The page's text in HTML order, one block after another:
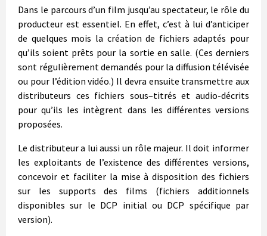
Dans le parcours d’un film jusqu’au spectateur, le rôle du
producteur est essentiel. En effet, c’est à lui d’anticiper
de quelques mois la création de fichiers adaptés pour
qu’ils soient prêts pour la sortie en salle. (Ces derniers
sont régulièrement demandés pour la diffusion télévisée
ou pour l’édition vidéo.) Il devra ensuite transmettre aux
distributeurs ces fichiers sous–titrés et audio-décrits
pour qu’ils les intègrent dans les différentes versions
proposées.
Le distributeur a lui aussi un rôle majeur. Il doit informer
les exploitants de l’existence des différentes versions,
concevoir et faciliter la mise à disposition des fichiers
sur les supports des films (fichiers additionnels
disponibles sur le DCP initial ou DCP spécifique par
version).